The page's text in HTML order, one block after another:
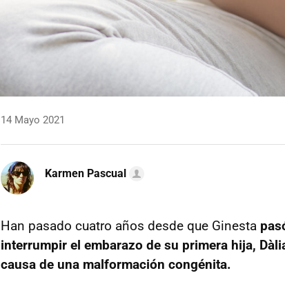
14 Mayo 2021
Karmen Pascual
Han pasado cuatro años desde que Ginesta
interrumpir el embarazo de su primera hija,
causa de una malformación congénita.